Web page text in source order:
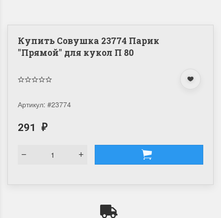
Купить Совушка 23774 Парик
"Прямой" для кукол П 80
Артикул: #23774
291 ₽